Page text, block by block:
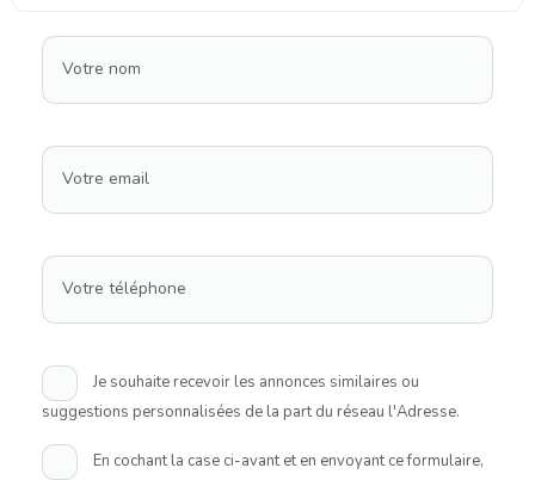
Votre nom
Votre email
Votre téléphone
Je souhaite recevoir les annonces similaires ou
suggestions personnalisées de la part du réseau l'Adresse.
En cochant la case ci-avant et en envoyant ce formulaire,